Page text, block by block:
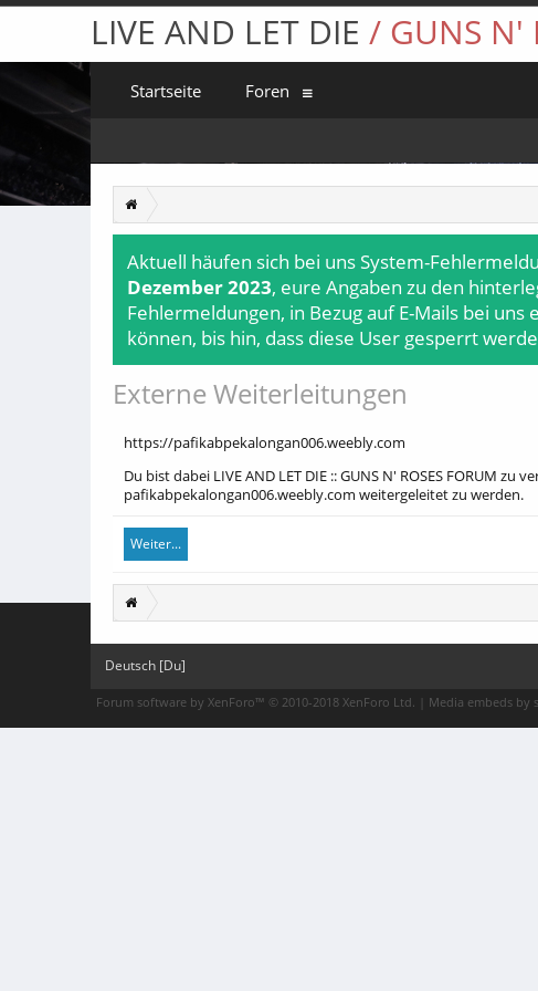
Aktuell häufen sich bei uns System-
Dezember 2023, eure Angaben zu den
Fehlermeldungen, in Bezug auf E-Mails bei
können, bis hin, dass diese User gesperrt
Externe Weiterleitungen
https://pafikabpekalongan006.weebly.com
Du bist dabei LIVE AND LET DIE :: GUNS N' ROSES FORUM
pafikabpekalongan006.weebly.com weitergeleitet zu werden.
Weiter...
LIVE AND LET DIE / GUNS N'
Startseite Foren
Deutsch [Du]
Forum software by XenForo™ © 2010-2018 XenForo Ltd. Media embeds by